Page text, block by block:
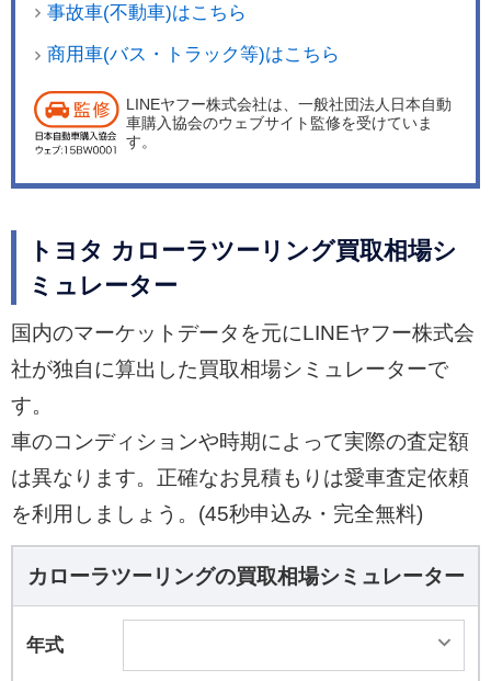
パワーユニットは最高出力103kW（140ps）/620
0rpm、最大トルク170Nm/3900rpmを発生する1.8
の6速MTには最高出力85kW（116ps）/5200～56
00rpm、最大トルク185Nm/1500～4000rpmを発
ッター車が14.6㎞/L、1.2リッターターボ車が15.8
㎞/Lを実現している。 足まわりはTNGAプラット
フォームを採用することに加え、運転中の目線の
動き、旋回時の姿勢、ライントレース性など、ド
ライバーが感じる動きを解析し、サスペンション
を最適化。いつまでも乗っていたくなるような乗
り味を目指したという。 国内トヨタブランドとし
ては初めてディスプレイオーディオ（DA）を全車
に標準装備とし、スマートフォンとの連携で地図
アプリや音楽などをディスプレイで操作・利用が
可能。従来どおりの車載用ナビも設定され、エン
トリーナビキットまたはT-Connectナビキットの2
種類が選択可能である。 安全装備については自転
車や夜間の歩行者検知が可能な最新の予防安全パ
事故車(不動車)はこちら
商用車(バス・トラック等)はこちら
LINEヤフー株式会社は、一般社団法人日本自動
車購入協会のウェブサイト監修を受けていま
す。
トヨタ カローラツーリング買取相場シ
ミュレーター
国内のマーケットデータを元にLINEヤフー株式会
社が独自に算出した買取相場シミュレーターで
す。
車のコンディションや時期によって実際の査定額
は異なります。正確なお見積もりは愛車査定依頼
を利用しましょう。(45秒申込み・完全無料)
カローラツーリングの買取相場シミュレーター
年式